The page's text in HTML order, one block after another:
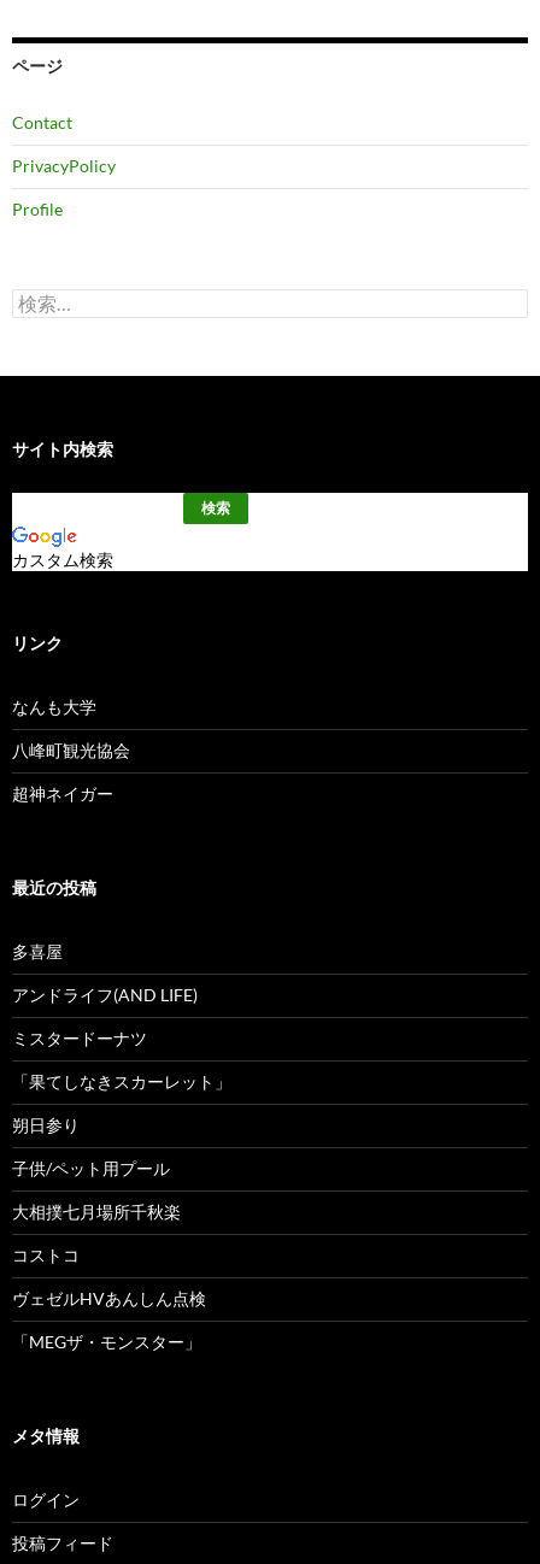
ブ
ページ
Contact
PrivacyPolicy
Profile
検
索:
サイト内検索
カスタム検索
リンク
なんも大学
八峰町観光協会
超神ネイガー
最近の投稿
多喜屋
アンドライフ(AND LIFE)
ミスタードーナツ
「果てしなきスカーレット」
朔日参り
子供/ペット用プール
大相撲七月場所千秋楽
コストコ
ヴェゼルHVあんしん点検
「MEGザ・モンスター」
メタ情報
ログイン
投稿フィード